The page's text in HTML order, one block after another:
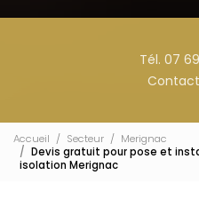
Tél. 07
Accueil Secteur
Merignac
Devis gratuit pour pose et
isolation Merignac